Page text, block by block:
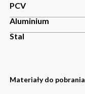
PCV
Aluminium
Stal
Materiały do pobrania